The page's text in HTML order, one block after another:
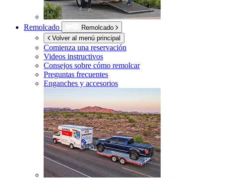
Remolcado
Remolcado
Volver al menú principal
Comienza una reservación
Videos instructivos
Consejos sobre cómo remolcar
Preguntas frecuentes
Enganches y accesorios